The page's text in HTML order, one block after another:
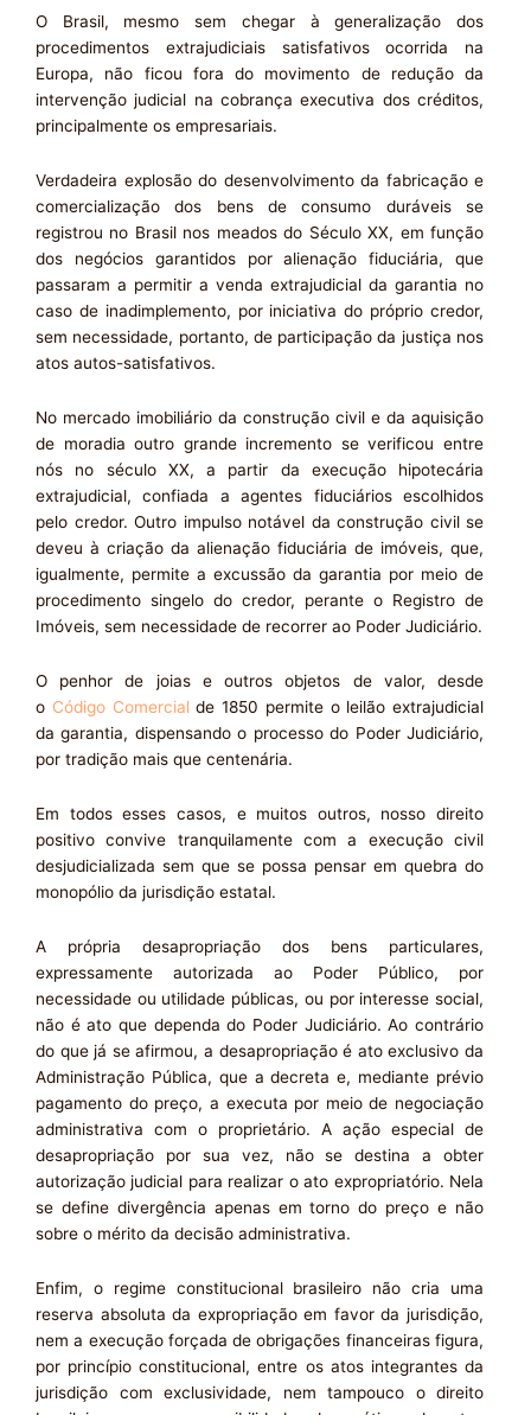
O Brasil, mesmo sem chegar à generalização dos
procedimentos extrajudiciais satisfativos ocorrida na
Europa, não ficou fora do movimento de redução da
intervenção judicial na cobrança executiva dos créditos,
principalmente os empresariais.
Verdadeira explosão do desenvolvimento da fabricação e
comercialização dos bens de consumo duráveis se
registrou no Brasil nos meados do Século XX, em função
dos negócios garantidos por alienação fiduciária, que
passaram a permitir a venda extrajudicial da garantia no
caso de inadimplemento, por iniciativa do próprio credor,
sem necessidade, portanto, de participação da justiça nos
atos autos-satisfativos.
No mercado imobiliário da construção civil e da aquisição
de moradia outro grande incremento se verificou entre
nós no século XX, a partir da execução hipotecária
extrajudicial, confiada a agentes fiduciários escolhidos
pelo credor. Outro impulso notável da construção civil se
deveu à criação da alienação fiduciária de imóveis, que,
igualmente, permite a excussão da garantia por meio de
procedimento singelo do credor, perante o Registro de
Imóveis, sem necessidade de recorrer ao Poder Judiciário.
O penhor de joias e outros objetos de valor, desde
o Código Comercialde 1850 permite o leilão extrajudicial
da garantia, dispensando o processo do Poder Judiciário,
por tradição mais que centenária.
Em todos esses casos, e muitos outros, nosso direito
positivo convive tranquilamente com a execução civil
desjudicializada sem que se possa pensar em quebra do
monopólio da jurisdição estatal.
A própria desapropriação dos bens particulares,
expressamente autorizada ao Poder Público, por
necessidade ou utilidade públicas, ou por interesse social,
não é ato que dependa do Poder Judiciário. Ao contrário
do que já se afirmou, a desapropriação é ato exclusivo da
Administração Pública, que a decreta e, mediante prévio
pagamento do preço, a executa por meio de negociação
administrativa com o proprietário. A ação especial de
desapropriação por sua vez, não se destina a obter
autorização judicial para realizar o ato expropriatório. Nela
se define divergência apenas em torno do preço e não
sobre o mérito da decisão administrativa.
Enfim, o regime constitucional brasileiro não cria uma
reserva absoluta da expropriação em favor da jurisdição,
nem a execução forçada de obrigações financeiras figura,
por princípio constitucional, entre os atos integrantes da
jurisdição com exclusividade, nem tampouco o direito